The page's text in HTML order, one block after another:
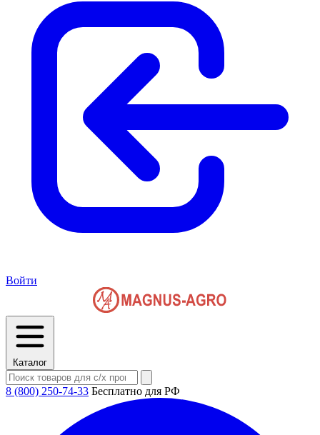
Войти
Каталог
8 (800) 250-74-33 Бесплатно для РФ